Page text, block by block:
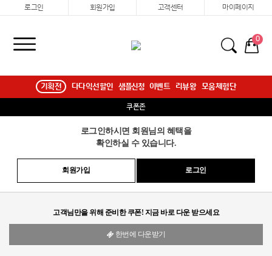
로그인 회원가입 고객센터 마이페이지
0
기획전 다다익선할인 샘플신청 이벤트 리뷰왕 모움체험단
쿠폰존
로그인하시면 회원님의 혜택을
확인하실 수 있습니다.
회원가입 로그인
고객님만을 위해 준비한 쿠폰! 지금 바로 다운 받으세요
한번에 다운받기